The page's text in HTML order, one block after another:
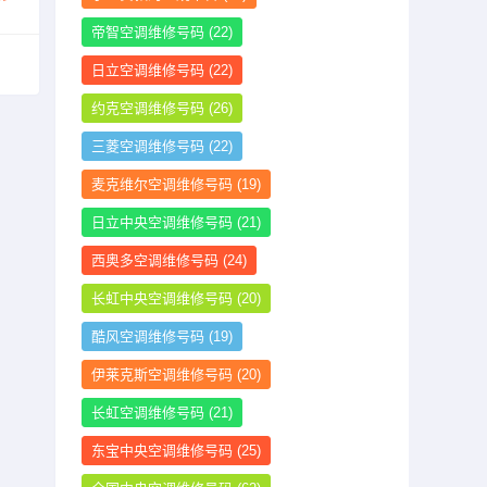
帝智空调维修号码 (22)
日立空调维修号码 (22)
约克空调维修号码 (26)
三菱空调维修号码 (22)
麦克维尔空调维修号码 (19)
日立中央空调维修号码 (21)
西奥多空调维修号码 (24)
长虹中央空调维修号码 (20)
酷风空调维修号码 (19)
伊莱克斯空调维修号码 (20)
长虹空调维修号码 (21)
东宝中央空调维修号码 (25)